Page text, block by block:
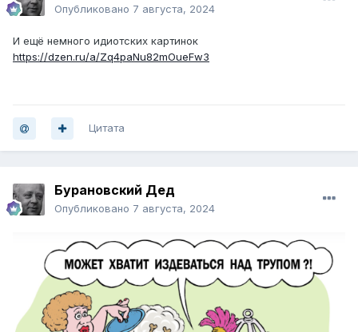
Опубликовано 7 августа, 2024
И ещё немного идиотских картинок
https://dzen.ru/a/Zq4paNu82mOueFw3
Цитата
Бурановский Дед
Опубликовано 7 августа, 2024